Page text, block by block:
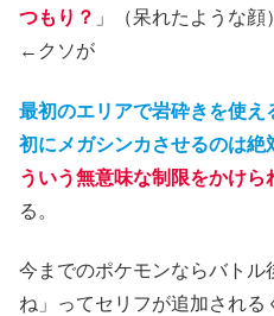
つもり？ 」（呆れたような顔）
←クソが
最初のエリアで岩砕きを使え
初にメガシンカさせるのは絶
ういう無意味な制限をかけら
る。
今までのポケモンならバトル
ね」ってセリフが追加される